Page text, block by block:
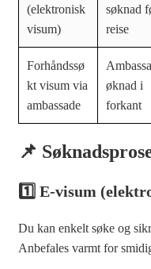
(elektronisk
visum)
søknad
reise
Forhåndssø
kt visum via
ambassade
øknad i
forkant
📌
1️⃣ E-visum
Du kan enkelt søke og
Anbefales varmt for